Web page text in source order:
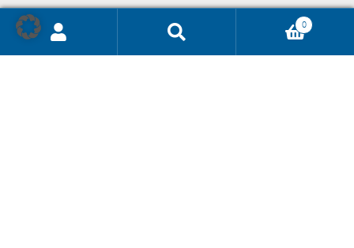
Ricerca
0